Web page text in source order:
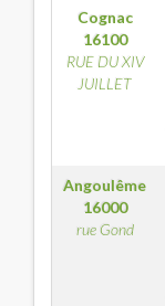
Cognac
16100
RUE DU XIV
JUILLET
Angoulême
16000
rue Gond